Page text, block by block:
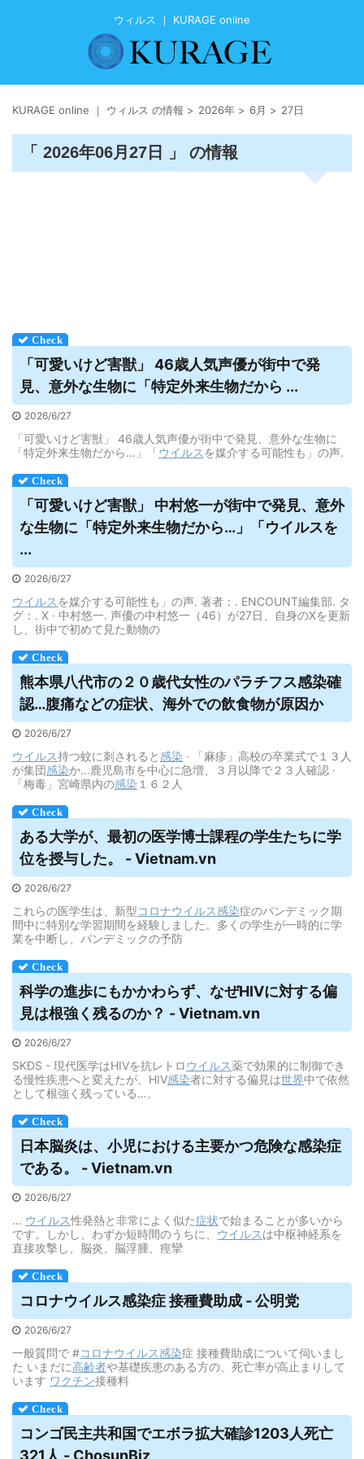
ウィルス ｜ KURAGE online
KURAGE online ｜ ウィルス の情報 > 2026年 > 6月 > 27日
「 2026年06月27日 」 の情報
「可愛いけど害獣」 46歳人気声優が街中で発
見、意外な生物に「特定外来生物だから ...
2026/6/27
「可愛いけど害獣」 46歳人気声優が街中で発見、意外な生物に
「特定外来生物だから…」「ウイルス を媒介する可能性も」の声.
「可愛いけど害獣」 中村悠一が街中で発見、意外
な生物に「特定外来生物だから…」「 ウイルスを
...
2026/6/27
ウイルス を媒介する可能性も」の声. 著者：. ENCOUNT編集部. タ
グ：. X · 中村悠一. 声優の中村悠一（46）が27日、自身のXを更新
し、街中で初めて見た動物の
熊本県八代市の２０歳代女性のパラチフス感染確
認…腹痛などの症状、海外での飲食物が原因か
2026/6/27
ウイルス持つ蚊に刺されると 感染 · 「麻疹」高校の卒業式で１３人
が集団感染か…鹿児島市を中心に急増、３月以降で２３人確認 ·
「梅毒」宮崎県内の感染 １６２人
ある大学が、最初の医学博士課程の学生たちに学
位を授与した。 - Vietnam.vn
2026/6/27
これらの医学生は、新型コロナウイルス感染症のパンデミック期
間中に特別な学習期間を経験しました。多くの学生が一時的に学
業を中断し、パンデミックの予防
科学の進歩にもかかわらず、なぜHIVに対する偏
見は根強く残るのか？ - Vietnam.vn
2026/6/27
SKĐS - 現代医学はHIVを抗レトロウイルス薬で効果的に制御でき
る慢性疾患へと変えたが、HIV感染者に対する偏見は世界中で依然
として根強く残っている…。
日本脳炎は、小児における主要かつ危険な感染症
である。 - Vietnam.vn
2026/6/27
... ウイルス性発熱と非常によく似た症状で始まることが多いから
です。しかし、わずか短時間のうちに、 ウイルスは中枢神経系を
直接攻撃し、脳炎、脳浮腫、痙攣
コロナウイルス感染症 接種費助成 - 公明党
2026/6/27
一般質問で #コロナウイルス感染症 接種費助成について伺いまし
た いまだに高齢者や基礎疾患のある方の、死亡率が高止まりして
います ワクチン接種料
コンゴ民主共和国でエボラ拡大確診1203人死亡
321人 - ChosunBiz